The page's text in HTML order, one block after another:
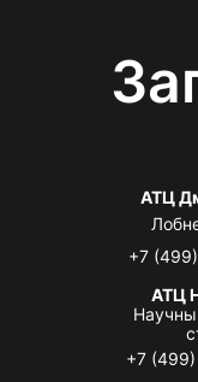
АТЦ
+7
АТЦ
+7